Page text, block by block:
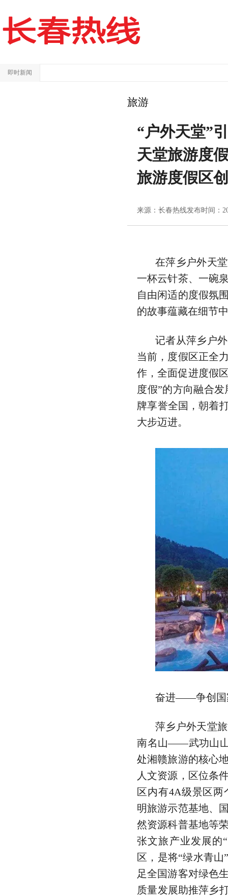
即时新闻
旅游
“户外天堂”
天堂旅游度
旅游度假区
来源：长春热线发布时间：
在萍乡户外天
一杯云针茶、一碗
自由闲适的度假氛
的故事蕴藏在细节
记者从萍乡户
当前，度假区正全
作，全面促进度假
度假”的方向融合发
牌享誉全国，朝着
大步迈进。
奋进——争创国
萍乡户外天堂
南名山——武功山山
处湘赣旅游的核心
人文资源，区位条
区内有4A级景区
明旅游示范基地、
然资源科普基地等
张文旅产业发展的
区，是将“绿水青
足全国游客对绿色
质量发展助推萍乡